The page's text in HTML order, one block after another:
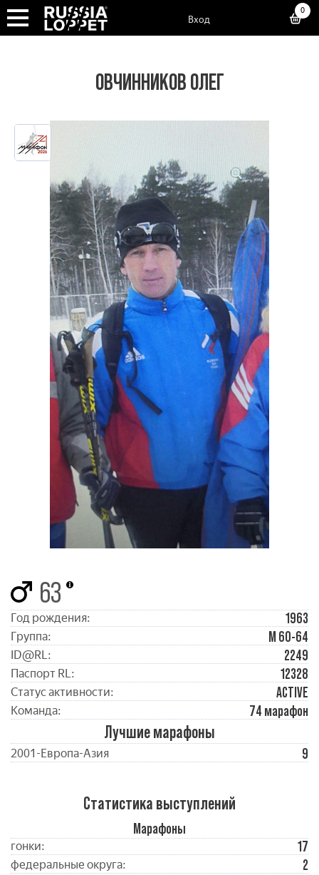
Вход
0
ОВЧИННИКОВ ОЛЕГ
63
Год рождения: 1963
Группа: М 60-64
ID@RL: 2249
Паспорт RL: 12328
Статус активности: ACTIVE
Команда: 74 марафон
Лучшие марафоны
2001-Европа-Азия 9
Статистика выступлений
Марафоны
гонки: 17
федеральные округа: 2